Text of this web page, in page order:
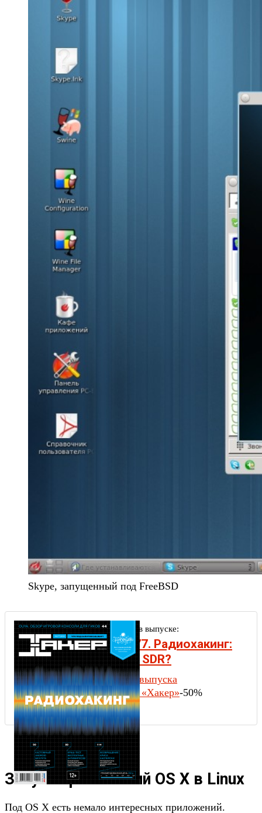
Skype, запущенный под FreeBSD
Другие статьи в выпуске:
Хакер #177. Радиохакинг:
что такое SDR?
Содержание выпуска
Подписка на «Хакер»-50%
Запуск приложений OS X в Linux
Под OS X есть немало интересных приложений.